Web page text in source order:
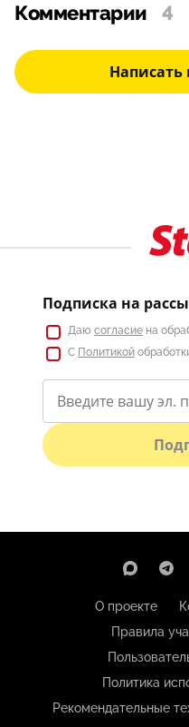
Комментарии 4
Подписка на
Даю согласие на
С Политикой
О проекте
Правила
Политика
Рекомендательные